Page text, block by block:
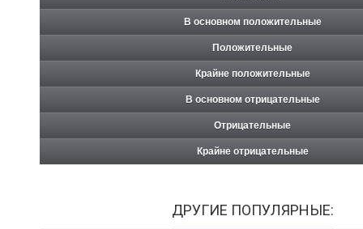
В основном положительные
Положительные
Крайне положительные
В основном отрицательные
Отрицательные
Крайне отрицательные
ДРУГИЕ ПОПУЛЯРНЫЕ: